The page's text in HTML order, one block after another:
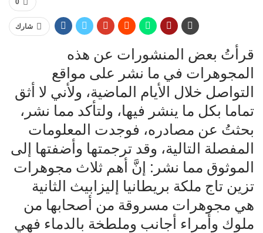
0
شارك
قرأتُ بعض المنشورات عن هذه
المجوهرات في ما نشر على مواقع
التواصل خلال الأيام الماضية، ولأني لا أثق
تماما بكل ما ينشر فيها، ولتأكد مما نشر،
بحثتُ عن مصادره، فوجدت المعلومات
المفصلة التالية، وقد ترجمتها وأضفتها إلى
الموثوق مما نشر: إنَّ أهم ثلاث مجوهرات
تزين تاج ملكة بريطانيا إليزابيث الثانية
هي مجوهرات مسروقة من أصحابها من
ملوك وأمراء أجانب وملطخة بالدماء فهي